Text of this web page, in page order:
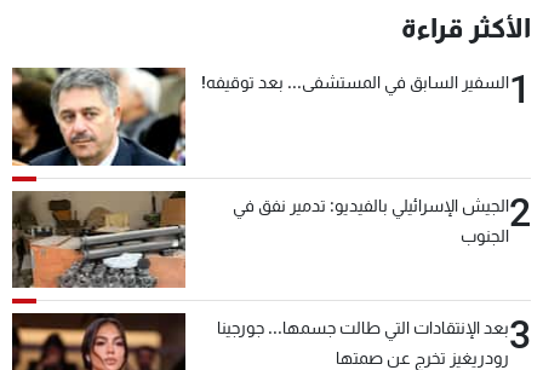
الأكثر قراءة
1السفير السابق في المستشفى... بعد توقيفه!
2الجيش الإسرائيلي بالفيديو: تدمير نفق في
الجنوب
3بعد الإنتقادات التي طالت جسمها... جورجينا
رودريغيز تخرج عن صمتها